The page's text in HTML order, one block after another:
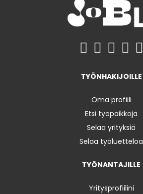
TYÖNHAKIJOILLE
Oma profiili
Etsi työpaikkoja
Selaa yrityksiä
Selaa työluetteloa
TYÖNANTAJILLE
Yritysprofiilini